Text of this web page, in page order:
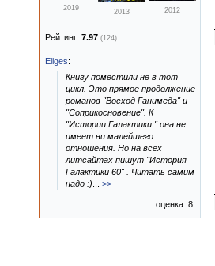
2019 2013 2012
Рейтинг: 7.97 (124)
Eliges:
Книгу поместили не в тот
цикл. Это прямое продолжение
романов "Восход Ганимеда" и
"Соприкосновение". К
"Истории Галактики " она не
имеет ни малейшего
отношения. Но на всех
литсайтах пишут "История
Галактики 60" . Читать самим
надо :)
>>
оценка: 8